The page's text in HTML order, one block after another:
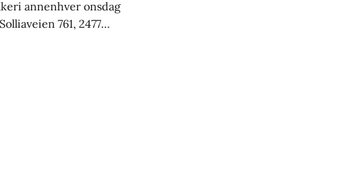
annenhver onsdag
761, 2477